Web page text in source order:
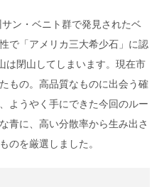
ン・ベニト群で発見されたベ
で「アメリカ三大希少石」に認
は閉山してしまいます。現在市
もの。高品質なものに出会う確
ようやく手にできた今回のルー
青に、高い分散率から生み出さ
のを厳選しました。